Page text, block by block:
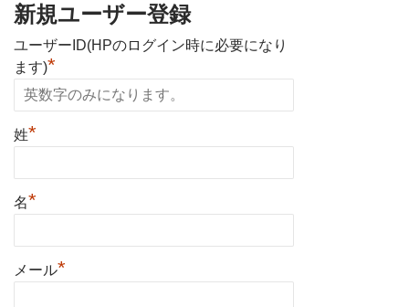
新規ユーザー登録
ユーザーID(HPのログイン時に必要になり
ます)*
姓*
名*
メール*